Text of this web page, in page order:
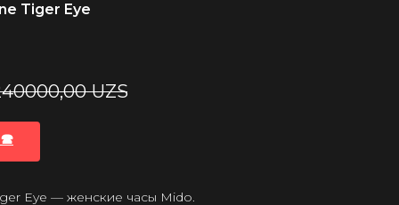
Tiger Eye
UZS
🕿
Eye — женские часы Mido.